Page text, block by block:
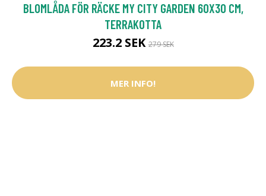
BLOMLÅDA FÖR RÄCKE MY CITY GARDEN 60X30 CM,
TERRAKOTTA
223.2 SEK279 SEK
MER INFO!